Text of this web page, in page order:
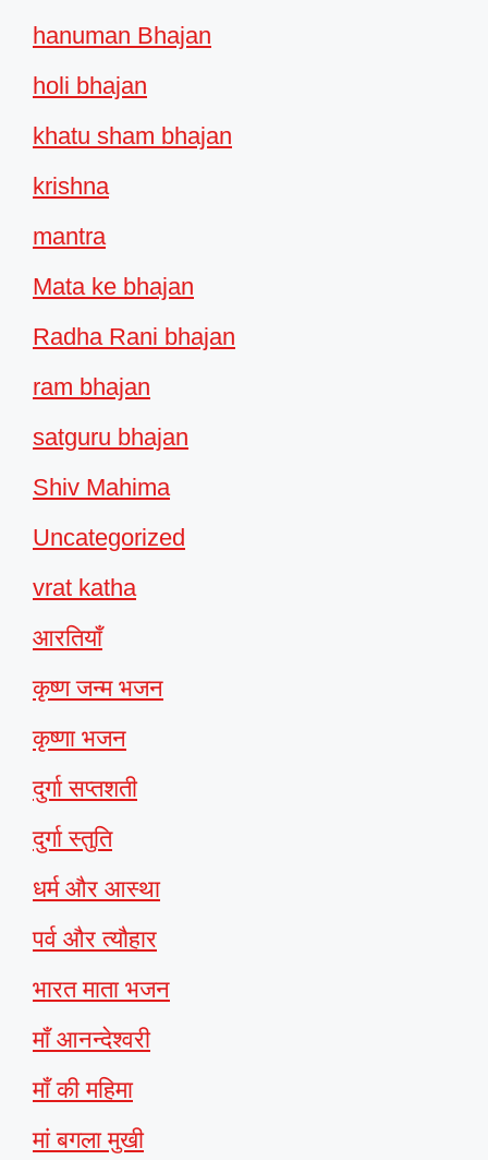
hanuman Bhajan
holi bhajan
khatu sham bhajan
krishna
mantra
Mata ke bhajan
Radha Rani bhajan
ram bhajan
satguru bhajan
Shiv Mahima
Uncategorized
vrat katha
आरतियाँ
कृष्ण जन्म भजन
कृष्णा भजन
दुर्गा सप्तशती
दुर्गा स्तुति
धर्म और आस्था
पर्व और त्यौहार
भारत माता भजन
माँ आनन्देश्वरी
माँ की महिमा
मां बगला मुखी